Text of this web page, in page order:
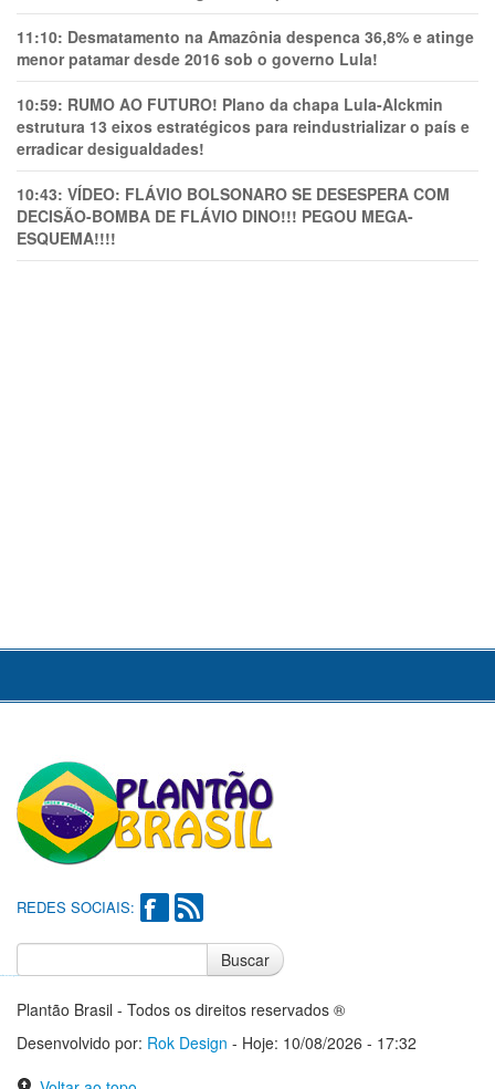
11:10: Desmatamento na Amazônia despenca 36,8% e atinge
menor patamar desde 2016 sob o governo Lula!
10:59: RUMO AO FUTURO! Plano da chapa Lula-Alckmin
estrutura 13 eixos estratégicos para reindustrializar o país e
erradicar desigualdades!
10:43: VÍDEO: FLÁVIO BOLSONARO SE DESESPERA COM
DECISÃO-BOMBA DE FLÁVIO DINO!!! PEGOU MEGA-
ESQUEMA!!!!
REDES SOCIAIS:
Buscar
Plantão Brasil - Todos os direitos reservados ®
Desenvolvido por: Rok Design - Hoje: 10/08/2026 - 17:32